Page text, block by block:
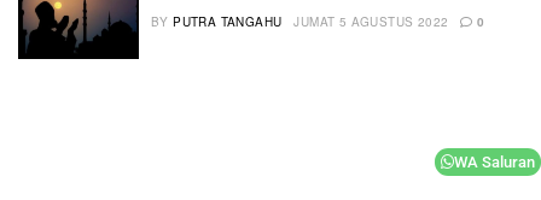
BY PUTRA TANGAHU JUMAT 5 AGUSTUS 2022 0
WA Saluran